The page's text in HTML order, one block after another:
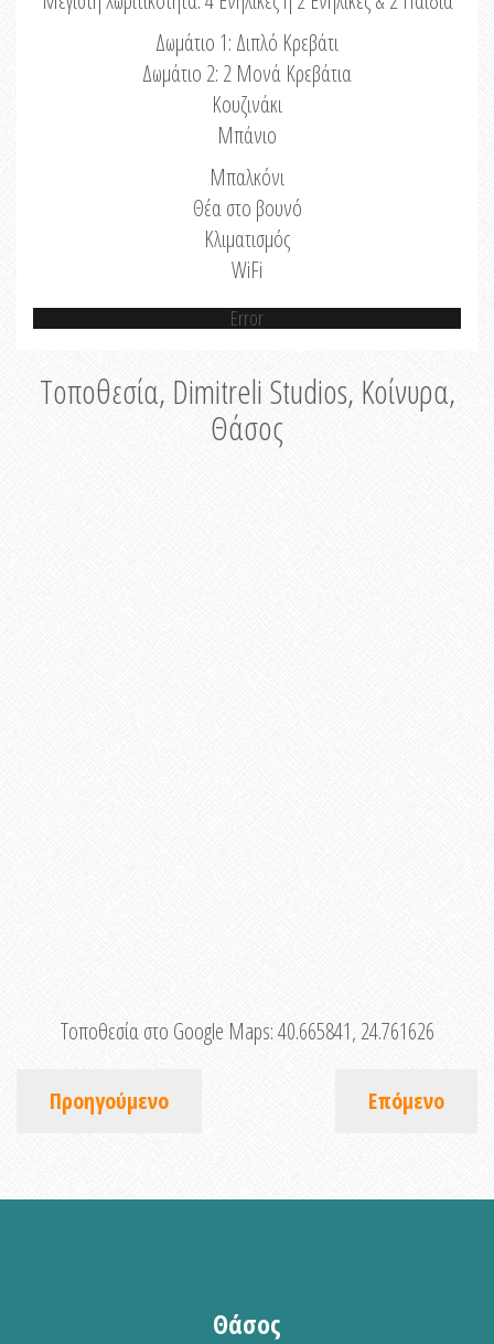
Δωμάτιο 1: Διπλό Κρεβάτι
Δωμάτιο 2: 2 Μονά Κρεβάτια
Κουζινάκι
Μπάνιο
Μπαλκόνι
Θέα στο βουνό
Κλιματισμός
WiFi
Error
Τοποθεσία, Dimitreli Studios, Κοίνυρα,
Θάσος
Τοποθεσία στο Google Maps:40.665841, 24.761626
Προηγούμενο Επόμενο
Θάσος